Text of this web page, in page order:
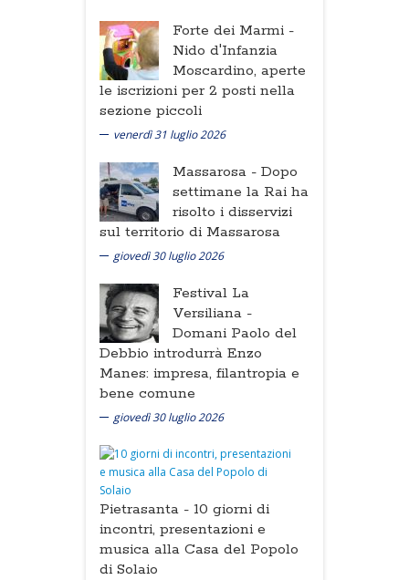
Forte dei Marmi -
Nido d'Infanzia
Moscardino, aperte
le iscrizioni per 2 posti nella
sezione piccoli
venerdì 31 luglio 2026
Massarosa - Dopo
settimane la Rai ha
risolto i disservizi
sul territorio di Massarosa
giovedì 30 luglio 2026
Festival La
Versiliana -
Domani Paolo del
Debbio introdurrà Enzo
Manes: impresa, filantropia e
bene comune
giovedì 30 luglio 2026
Pietrasanta - 10 giorni di
incontri, presentazioni e
musica alla Casa del Popolo
di Solaio